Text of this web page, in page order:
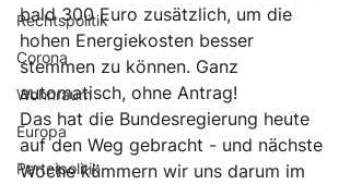
Rechtspolitik
Corona
Wohnraum
Europa
Parteipolitik
bald 300 Euro zusätzlich, um die
hohen Energiekosten besser
stemmen zu können. Ganz
automatisch, ohne Antrag!
Das hat die Bundesregierung heute
auf den Weg gebracht - und nächste
Woche kümmern wir uns darum im